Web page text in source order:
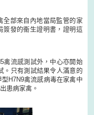
全部來自內地當局監管的家
簽發的衞生證明書，證明這
禽流感測試外，中心亦開始
。只有測試結果令人滿意的
H7N9禽流感病毒在家禽中
患病家禽。